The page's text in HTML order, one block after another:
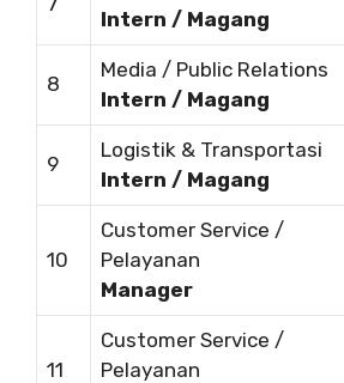
Intern / Magang
8
Media / Public Relations
Intern / Magang
9
Logistik & Transportasi
Intern / Magang
10
Customer Service /
Pelayanan
Manager
11
Customer Service /
Pelayanan